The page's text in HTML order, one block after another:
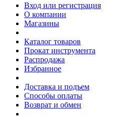
Вход или регистрация
О компании
Магазины
Каталог товаров
Прокат инструмента
Распродажа
Избранное
Доставка и подъем
Способы оплаты
Возврат и обмен